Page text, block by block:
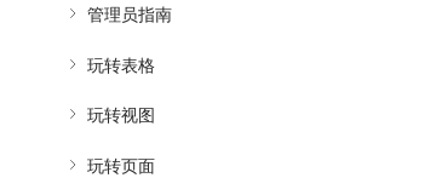
管理员指南
玩转表格
玩转视图
玩转页面